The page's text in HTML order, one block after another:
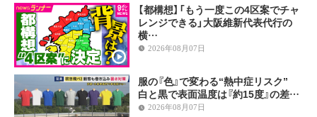
【都構想】「もう一度この4区案でチャ
レンジできる」大阪維新代表代行の
横…
2026年08月07日
服の『色』で変わる“熱中症リスク”
白と黒で表面温度は『約15度』の差…
2026年08月07日